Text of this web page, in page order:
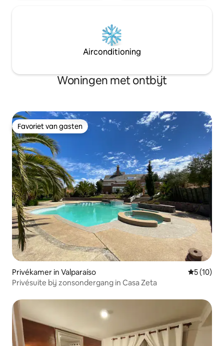
Airconditioning
Woningen met ontbijt
Favoriet van gasten
Favoriet van gasten
Privékamer in Valparaíso
5 (10)
Privésuite bij zonsondergang in Casa Zeta